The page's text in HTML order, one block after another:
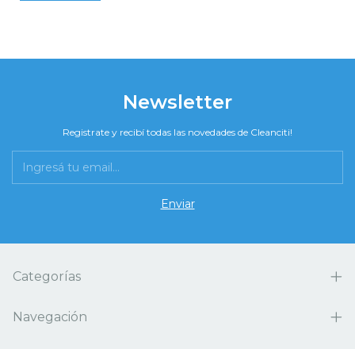
Newsletter
Registrate y recibí todas las novedades de Cleanciti!
Categorías
Navegación